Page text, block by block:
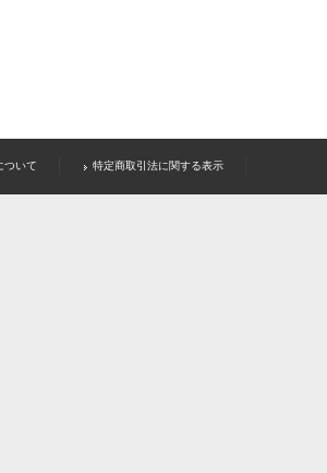
ついて 特定商取引法に関する表示